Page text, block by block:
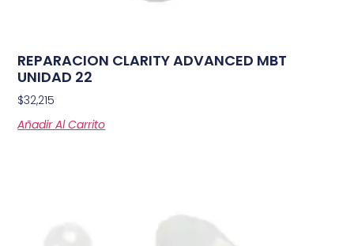
REPARACION CLARITY ADVANCED MBT
UNIDAD 22
$32,215
Añadir Al Carrito